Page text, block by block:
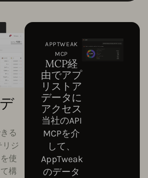
る
リジ
使
構
APPTWEAK
MCP
MCP経
由でアプ
リストア
データに
アクセス
当社のAPI
MCPを介
して、
AppTweak
のデータ